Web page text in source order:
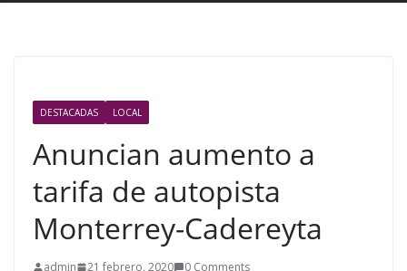
DESTACADAS LOCAL
Anuncian aumento a
tarifa de autopista
Monterrey-Cadereyta
admin 21 febrero, 2020 0 Comments